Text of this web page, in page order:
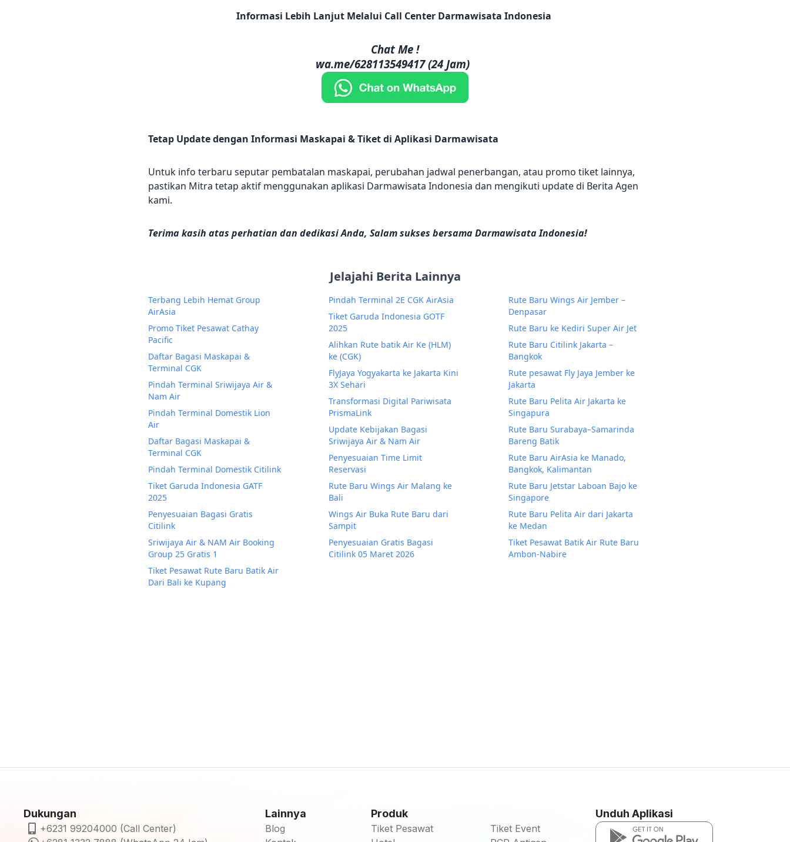
Informasi Lebih Lanjut Melalui Call Center Darmawisata Indonesia
Chat Me !
wa.me/628113549417 (24 Jam)
Tetap Update dengan Informasi Maskapai & Tiket di Aplikasi Darmawisata
Untuk info terbaru seputar pembatalan maskapai, perubahan jadwal penerbangan, atau promo tiket lainnya,
pastikan Mitra tetap aktif menggunakan aplikasi Darmawisata Indonesia dan mengikuti update di Berita Agen
kami.
Terima kasih atas perhatian dan dedikasi Anda, Salam sukses bersama Darmawisata Indonesia!
Jelajahi Berita Lainnya
Terbang Lebih Hemat Group
AirAsia
Promo Tiket Pesawat Cathay
Pacific
Daftar Bagasi Maskapai &
Terminal CGK
Pindah Terminal Sriwijaya Air &
Nam Air
Pindah Terminal Domestik Lion
Air
Daftar Bagasi Maskapai &
Terminal CGK
Pindah Terminal Domestik Citilink
Tiket Garuda Indonesia GATF
2025
Penyesuaian Bagasi Gratis
Citilink
Sriwijaya Air & NAM Air Booking
Group 25 Gratis 1
Tiket Pesawat Rute Baru Batik Air
Dari Bali ke Kupang
Pindah Terminal 2E CGK AirAsia
Tiket Garuda Indonesia GOTF
2025
Alihkan Rute batik Air Ke (HLM)
ke (CGK)
FlyJaya Yogyakarta ke Jakarta Kini
3X Sehari
Transformasi Digital Pariwisata
PrismaLink
Update Kebijakan Bagasi
Sriwijaya Air & Nam Air
Penyesuaian Time Limit
Reservasi
Rute Baru Wings Air Malang ke
Bali
Wings Air Buka Rute Baru dari
Sampit
Penyesuaian Gratis Bagasi
Citilink 05 Maret 2026
Rute Baru Wings Air Jember –
Denpasar
Rute Baru ke Kediri Super Air Jet
Rute Baru Citilink Jakarta –
Bangkok
Rute pesawat Fly Jaya Jember ke
Jakarta
Rute Baru Pelita Air Jakarta ke
Singapura
Rute Baru Surabaya–Samarinda
Bareng Batik
Rute Baru AirAsia ke Manado,
Bangkok, Kalimantan
Rute Baru Jetstar Laboan Bajo ke
Singapore
Rute Baru Pelita Air dari Jakarta
ke Medan
Tiket Pesawat Batik Air Rute Baru
Ambon-Nabire
Dukungan
+6231 99204000 (Call Center)
Lainnya
Blog
Produk
Tiket Pesawat
Tiket Event
Unduh Aplikasi